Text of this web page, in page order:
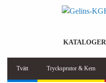
KATALOGER
Tvätt Trycksprutor & Kem